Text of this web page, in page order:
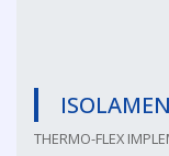
THERMO-FLEX